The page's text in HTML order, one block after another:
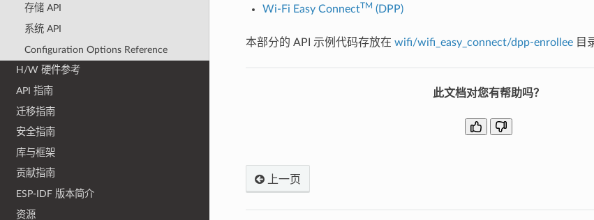
存储 API
系统 API
Configuration Options Reference
H/W 硬件参考
API 指南
迁移指南
安全指南
库与框架
贡献指南
ESP-IDF 版本简介
资源
Wi-Fi Easy ConnectTM (DPP)
本部分的 API 示例代码存放在 wifi/wifi_easy_connect/dpp-enrollee目
此文档对您有帮助吗？
上一页